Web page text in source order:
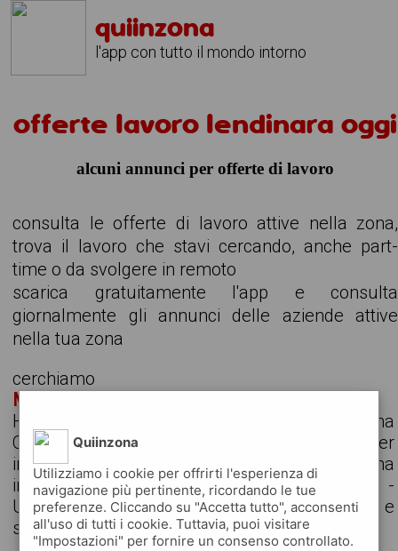
quiinzona
l'app con tutto il mondo intorno
offerte lavoro lendinara oggi
alcuni annunci per offerte di lavoro
consulta le offerte di lavoro attive nella zona,
trova il lavoro che stavi cercando, anche part-
time o da svolgere in remoto
scarica gratuitamente l'app e consulta
giornalmente gli annunci delle aziende attive
nella tua zona
cerchiamo
MAGAZZINIERE
Humangest Spa ricerca un/una
Operatore/Operatrice di Magazzino per
importante realtà produttiva nella zona
industriale di Rovigo Ovest. Attività principali: -
Utilizzo del carrello elevatore frontale; - Carico e
scarico camion e movime...
Quiinzona
Utilizziamo i cookie per offrirti l'esperienza di
navigazione più pertinente, ricordando le tue
preferenze. Cliccando su "Accetta tutto", acconsenti
all'uso di tutti i cookie. Tuttavia, puoi visitare
"Impostazioni" per fornire un consenso controllato.